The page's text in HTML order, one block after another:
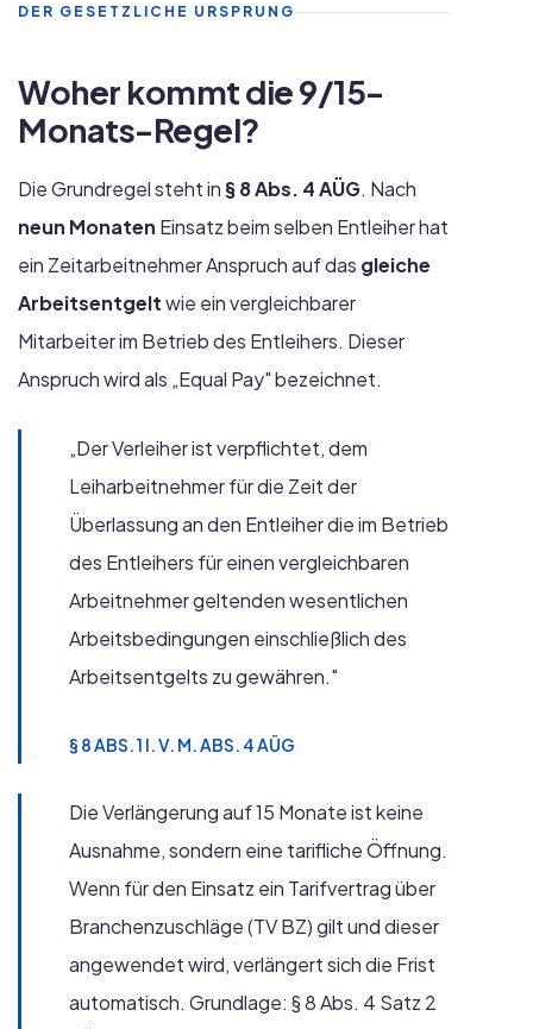
DER GESETZLICHE URSPRUNG
Woher kommt die 9/15-
Monats-Regel?
Die Grundregel steht in§ 8 Abs. 4 AÜG. Nach
neun Monaten Einsatz beim selben Entleiher hat
ein Zeitarbeitnehmer Anspruch auf das gleiche
Arbeitsentgeltwie ein vergleichbarer
Mitarbeiter im Betrieb des Entleihers. Dieser
Anspruch wird als „Equal Pay" bezeichnet.
„Der Verleiher ist verpflichtet, dem
Leiharbeitnehmer für die Zeit der
Überlassung an den Entleiher die im Betrieb
des Entleihers für einen vergleichbaren
Arbeitnehmer geltenden wesentlichen
Arbeitsbedingungen einschließlich des
Arbeitsentgelts zu gewähren."
§ 8 ABS. 1 I. V. M. ABS. 4 AÜG
Die Verlängerung auf 15 Monate ist keine
Ausnahme, sondern eine tarifliche Öffnung.
Wenn für den Einsatz ein Tarifvertrag über
Branchenzuschläge (TV BZ) gilt und dieser
angewendet wird, verlängert sich die Frist
automatisch. Grundlage: § 8 Abs. 4 Satz 2